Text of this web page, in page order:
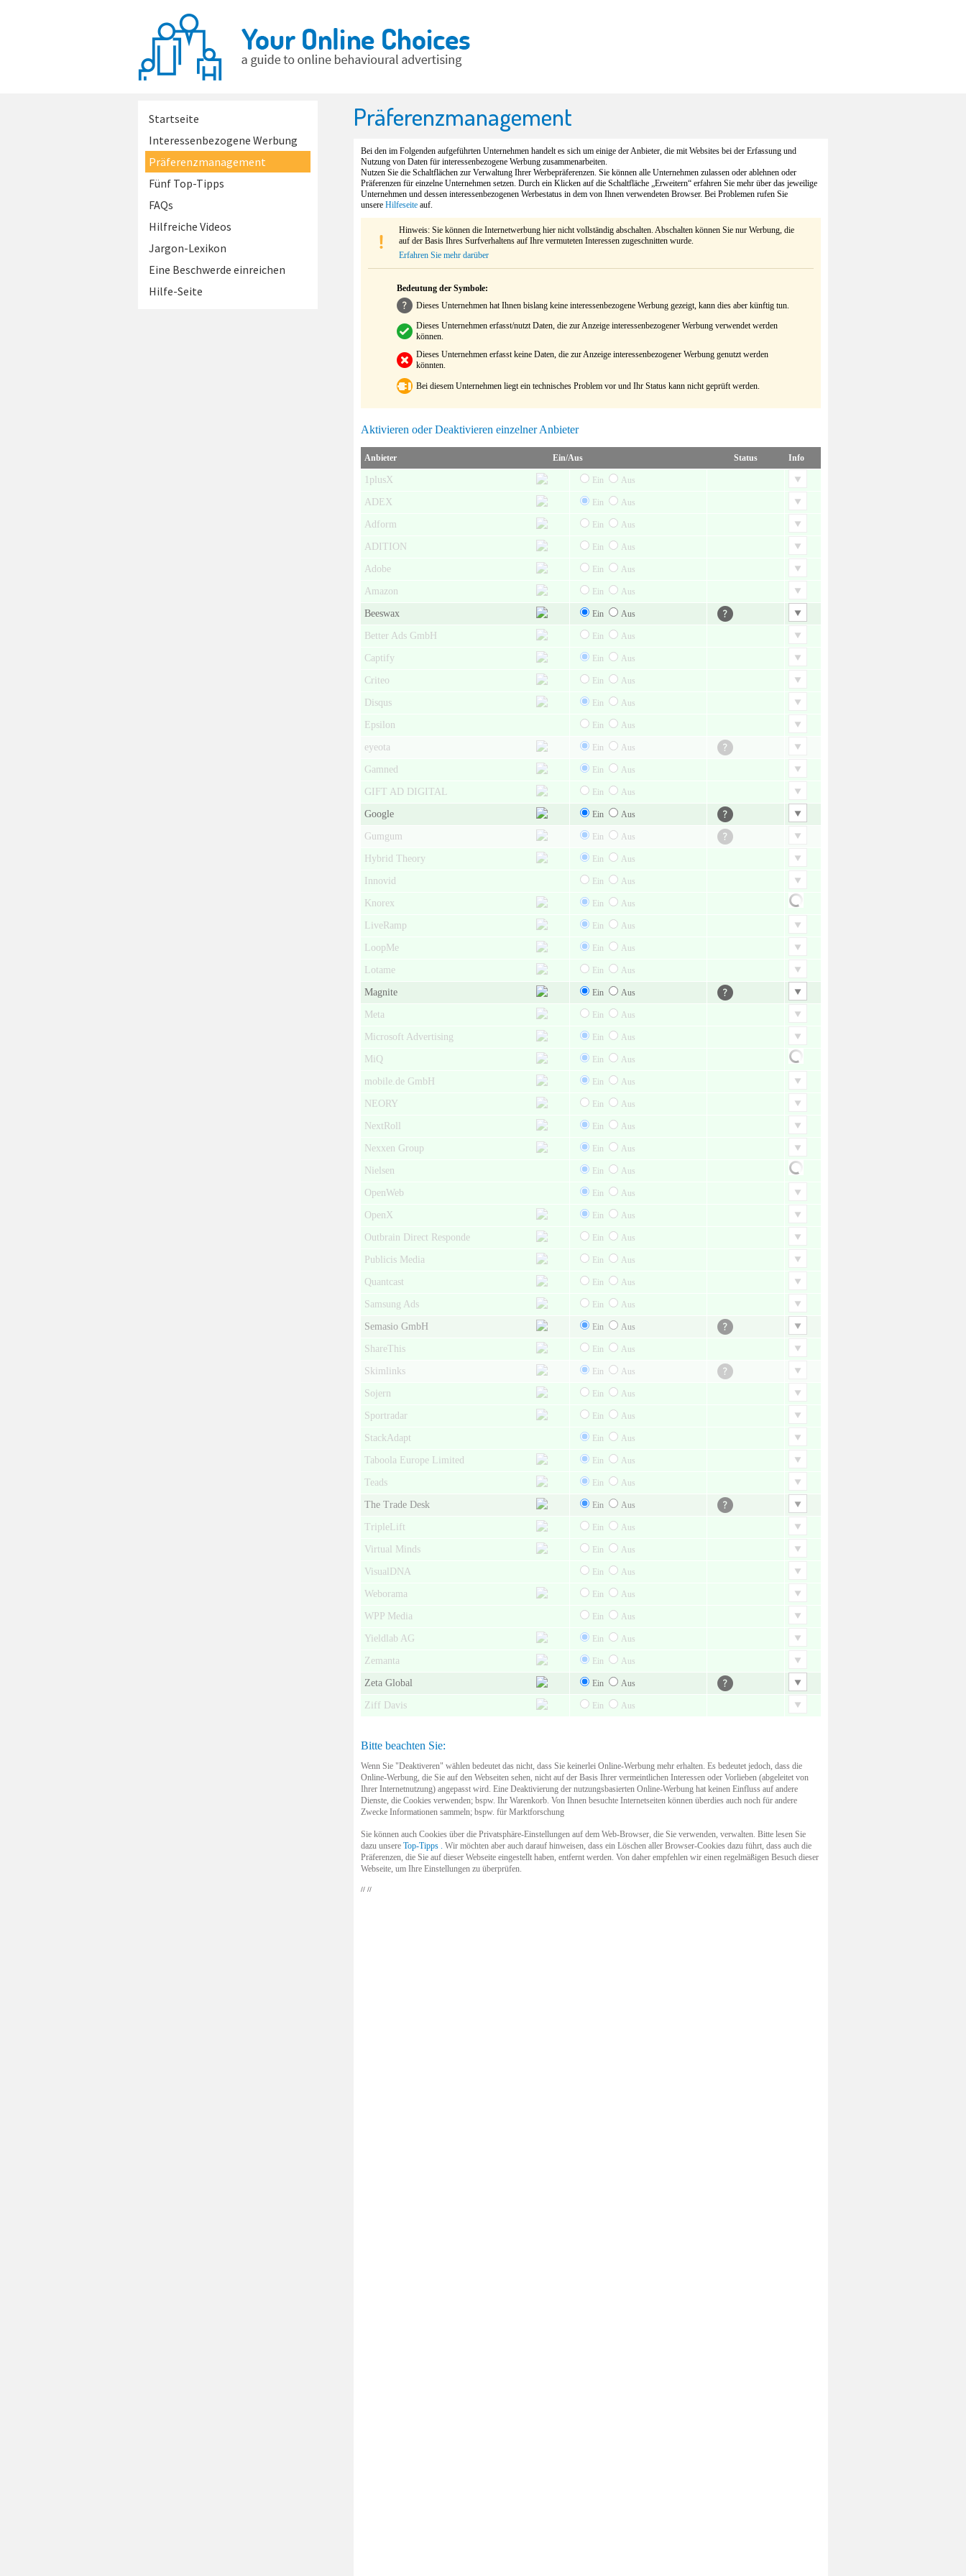
Startseite
Interessenbezogene Werbung
Präferenzmanagement
Fünf Top-Tipps
FAQs
Hilfreiche Videos
Jargon-Lexikon
Eine Beschwerde einreichen
Hilfe-Seite
Präferenzmanagement
Bei den im Folgenden aufgeführten Unternehmen handelt es sich um einige der Anbieter, die mit Websites bei der Erfassung und
Nutzung von Daten für interessenbezogene Werbung zusammenarbeiten.
Nutzen Sie die Schaltflächen zur Verwaltung Ihrer Werbepräferenzen. Sie können alle Unternehmen zulassen oder ablehnen oder
Präferenzen für einzelne Unternehmen setzen. Durch ein Klicken auf die Schaltfläche „Erweitern“ erfahren Sie mehr über das jeweilige
Unternehmen und dessen interessenbezogenen Werbestatus in dem von Ihnen verwendeten Browser. Bei Problemen rufen Sie
unsere Hilfeseite auf.
Hinweis: Sie können die Internetwerbung hier nicht vollständig abschalten. Abschalten können Sie nur Werbung, die
auf der Basis Ihres Surfverhaltens auf Ihre vermuteten Interessen zugeschnitten wurde.
Erfahren Sie mehr darüber
Bedeutung der Symbole:
Dieses Unternehmen hat Ihnen bislang keine interessenbezogene Werbung gezeigt, kann dies aber künftig tun.
Dieses Unternehmen erfasst/nutzt Daten, die zur Anzeige interessenbezogener Werbung verwendet werden
können.
Dieses Unternehmen erfasst keine Daten, die zur Anzeige interessenbezogener Werbung genutzt werden
könnten.
Bei diesem Unternehmen liegt ein technisches Problem vor und Ihr Status kann nicht geprüft werden.